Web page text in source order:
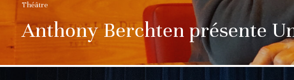
Théâtre
Anthony Berchten présente